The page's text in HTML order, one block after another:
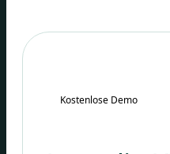
Kostenlose Demo